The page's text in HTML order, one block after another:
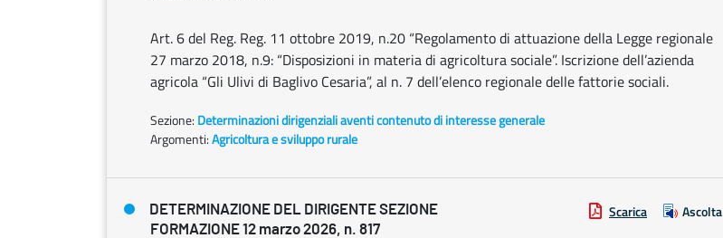
Art. 6 del Reg. Reg. 11 ottobre 2019, n.20 “Regolamento di attuazione della Legge regionale
27 marzo 2018, n.9: “Disposizioni in materia di agricoltura sociale”. Iscrizione dell’azienda
agricola “Gli Ulivi di Baglivo Cesaria”, al n. 7 dell’elenco regionale delle fattorie sociali.
Sezione: Determinazioni dirigenziali aventi contenuto di interesse generale
Argomenti:Agricoltura e sviluppo rurale
DETERMINAZIONE DEL DIRIGENTE SEZIONE
FORMAZIONE 12 marzo 2026, n. 817
Scarica Ascolta